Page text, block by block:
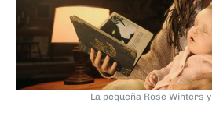
La pequeña Rose Winters y